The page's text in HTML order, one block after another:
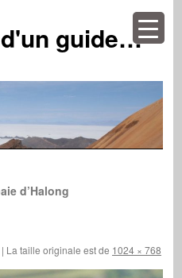
guide…
d’Halong
| La taille originale est de 1024 × 768